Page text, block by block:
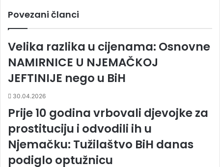
Povezani članci
Velika razlika u cijenama: Osnovne
NAMIRNICE U NJEMAČKOJ
JEFTINIJE nego u BiH
30.04.2026
Prije 10 godina vrbovali djevojke za
prostituciju i odvodili ih u
Njemačku: Tužilaštvo BiH danas
podiglo optužnicu